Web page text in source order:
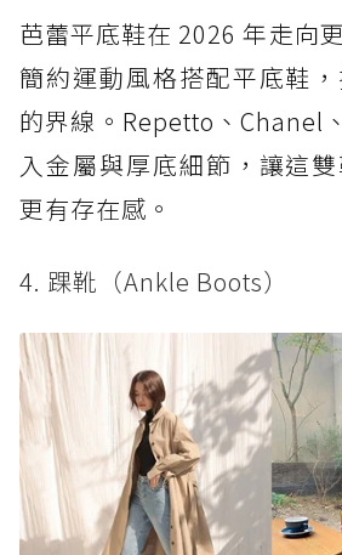
芭蕾平底鞋在 2026 年走向
簡約運動風格搭配平底鞋
的界線。Repetto、Chanel
入金屬與厚底細節，讓這
更有存在感。
4. 踝靴（Ankle Boots）